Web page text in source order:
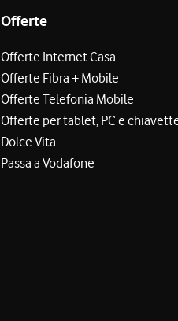
Offerte
Offerte Internet Casa
Offerte Fibra + Mobile
Offerte Telefonia Mobile
Offerte per tablet, PC e
Dolce Vita
Passa a Vodafone